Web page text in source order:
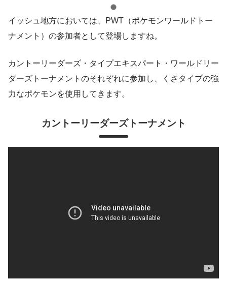
イッシュ地方においては、PWT（ポケモンワールドトー
ナメント）の参加者として登場しますね。
カントーリーダーズ・タイプエキスパート・ワールドリー
ダーズトーナメントのそれぞれに参加し、くさタイプの強
力なポケモンを使用してきます。
カントーリーダーズトーナメント